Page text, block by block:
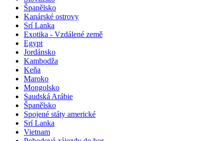
Španělsko
Kanárské ostrovy
Srí Lanka
Exotika - Vzdálené země
Egypt
Jordánsko
Kambodža
Keňa
Maroko
Mongolsko
Saudská Arábie
Španělsko
Spojené státy americké
Srí Lanka
Vietnam